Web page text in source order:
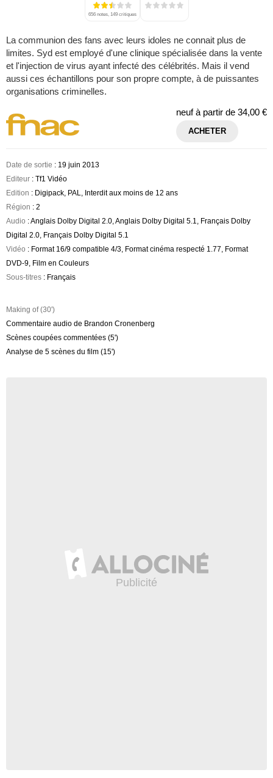
656 notes, 149 critiques
La communion des fans avec leurs idoles ne connait plus de
limites. Syd est employé d'une clinique spécialisée dans la vente
et l'injection de virus ayant infecté des célébrités. Mais il vend
aussi ces échantillons pour son propre compte, à de puissantes
organisations criminelles.
neuf à partir de 34,00 €
ACHETER
Date de sortie : 19 juin 2013
Editeur : Tf1 Vidéo
Edition : Digipack, PAL, Interdit aux moins de 12 ans
Région : 2
Audio : Anglais Dolby Digital 2.0, Anglais Dolby Digital 5.1, Français Dolby
Digital 2.0, Français Dolby Digital 5.1
Vidéo : Format 16/9 compatible 4/3, Format cinéma respecté 1.77, Format
DVD-9, Film en Couleurs
Sous-titres : Français
Making of (30')
Commentaire audio de Brandon Cronenberg
Scènes coupées commentées (5')
Analyse de 5 scènes du film (15')